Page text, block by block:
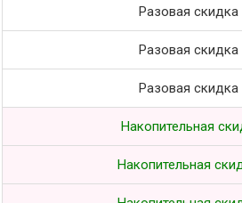
Разовая скидка
Разовая скидка
Разовая скидка
Накопительная
Накопительная